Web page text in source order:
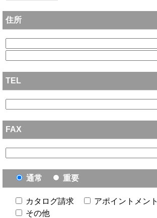
住所
TEL
FAX
通常 重要
カタログ請求 アポイントメント
その他